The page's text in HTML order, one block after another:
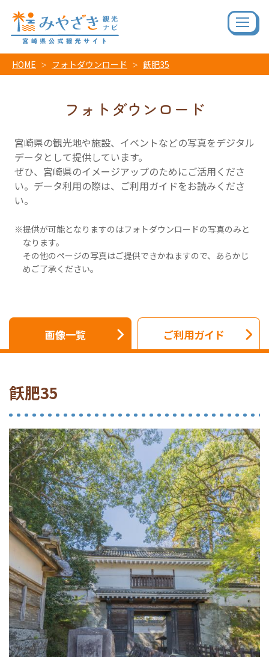
HOME フォトダウンロード 飫肥35
フォトダウンロード
宮崎県の観光地や施設、イベントなどの写真をデジタル
データとして提供しています。
ぜひ、宮崎県のイメージアップのためにご活用くださ
い。データ利用の際は、ご利用ガイドをお読みくださ
い。
提供が可能となりますのはフォトダウンロードの写真のみと
なります。
その他のページの写真はご提供できかねますので、あらかじ
めご了承ください。
画像一覧 ご利用ガイド
飫肥35